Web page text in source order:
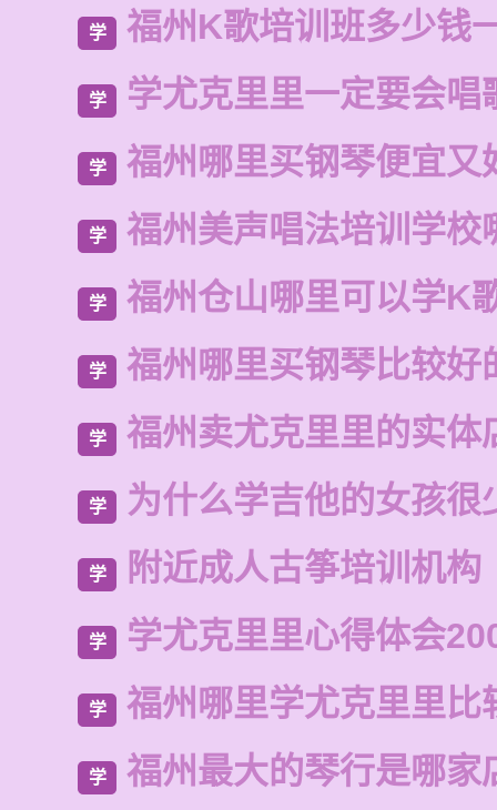
学 福州K歌培训班多少钱
学 学尤克里里一定要会唱
学 福州哪里买钢琴便宜又
学 福州美声唱法培训学校
学 福州仓山哪里可以学K
学 福州哪里买钢琴比较好
学 福州卖尤克里里的实体
学 为什么学吉他的女孩很
学 附近成人古筝培训机构
学 学尤克里里心得体会
学 福州哪里学尤克里里比
学 福州最大的琴行是哪家